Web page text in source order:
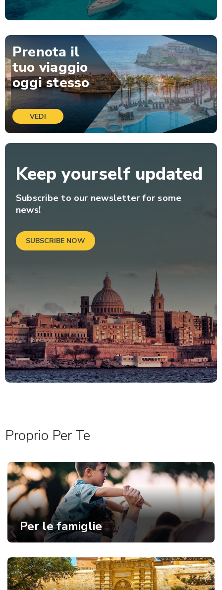
Prenota il
tuo viaggio
oggi stesso
VEDI
Keep yourself updated
Subscribe to our newsletter for some
news!
SUBSCRIBE NOW
Proprio Per Te
Per le famiglie